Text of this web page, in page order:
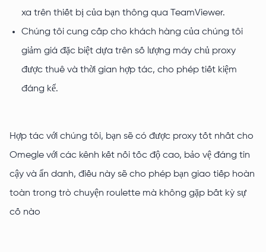
xa trên thiết bị của bạn thông qua TeamViewer.
Chúng tôi cung cấp cho khách hàng của chúng tôi
giảm giá đặc biệt dựa trên số lượng máy chủ proxy
được thuê và thời gian hợp tác, cho phép tiết kiệm
đáng kể.
Hợp tác với chúng tôi, bạn sẽ có được proxy tốt nhất cho
Omegle với các kênh kết nối tốc độ cao, bảo vệ đáng tin
cậy và ẩn danh, điều này sẽ cho phép bạn giao tiếp hoàn
toàn trong trò chuyện roulette mà không gặp bất kỳ sự
cố nào